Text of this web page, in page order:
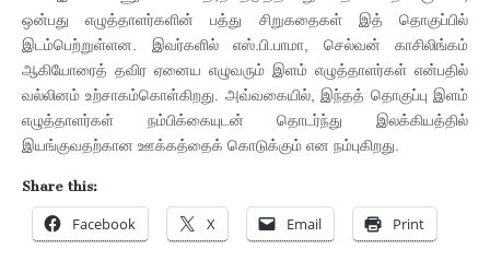
ஒன்பது எழுத்தாளர்களின் பத்து சிறுகதைகள் இத் தொகுப்பில்
இடம்பெற்றுள்ளன. இவர்களில் எஸ்.பி.பாமா, செல்வன் காசிலிங்கம்
ஆகியோரைத் தவிர ஏனைய எழுவரும் இளம் எழுத்தாளர்கள் என்பதில்
வல்லினம் உற்சாகம்கொள்கிறது. அவ்வகையில், இந்தத் தொகுப்பு இளம்
எழுத்தாளர்கள் நம்பிக்கையுடன் தொடர்ந்து இலக்கியத்தில்
இயங்குவதற்கான ஊக்கத்தைக் கொடுக்கும் என நம்புகிறது.
Share this:
Facebook X Email Print